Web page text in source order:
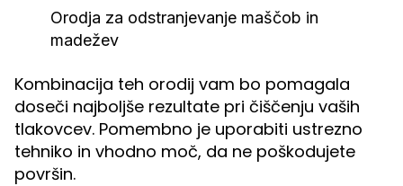
Orodja za odstranjevanje maščob in
madežev
Kombinacija teh orodij vam bo pomagala
doseči najboljše rezultate pri čiščenju vaših
tlakovcev. Pomembno je uporabiti ustrezno
tehniko in vhodno moč, da ne poškodujete
površin.